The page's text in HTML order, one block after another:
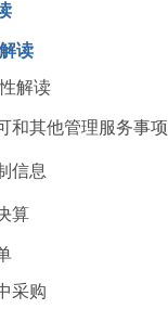
读
解读
和其他管理服务事项
信息
算
采购